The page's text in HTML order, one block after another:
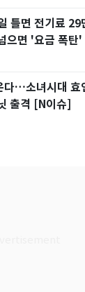
틀면 전기료 29
면 '요금 폭탄'
다…소녀시대 효
출격 [N이슈]